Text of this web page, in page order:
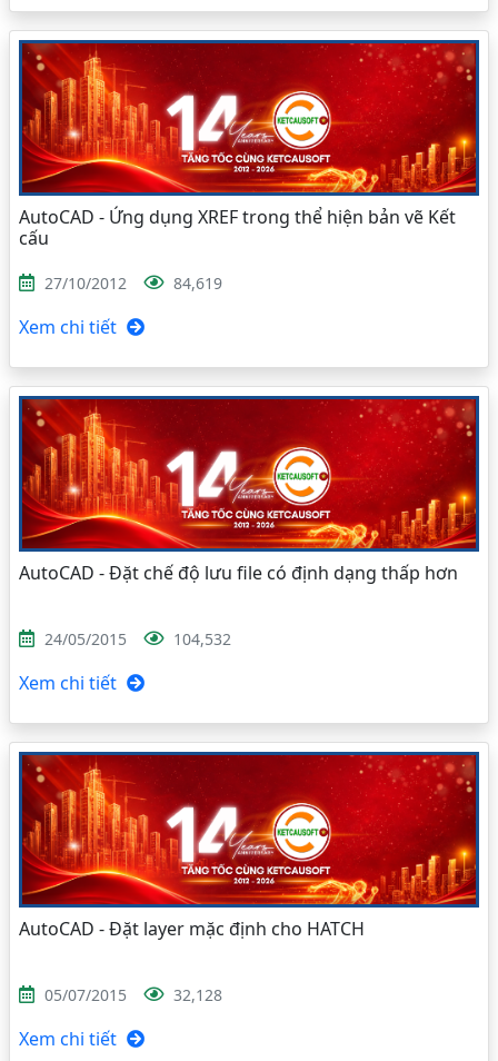
AutoCAD - Ứng dụng XREF trong thể hiện bản vẽ Kết
cấu
27/10/2012 84,619
Xem chi tiết
AutoCAD - Đặt chế độ lưu file có định dạng thấp hơn
24/05/2015 104,532
Xem chi tiết
AutoCAD - Đặt layer mặc định cho HATCH
05/07/2015 32,128
Xem chi tiết